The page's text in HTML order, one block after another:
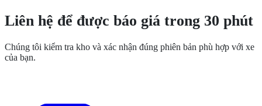
Liên hệ để được báo giá trong 30 phút
Chúng tôi kiểm tra kho và xác nhận đúng phiên bản phù hợp với xe
của bạn.